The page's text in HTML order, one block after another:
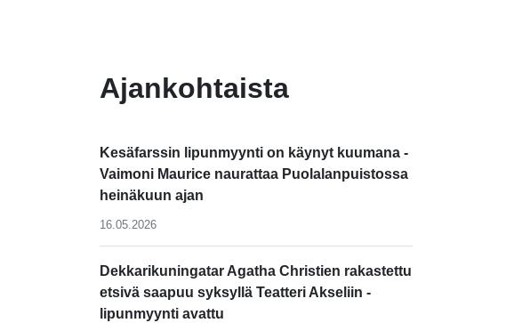
Ajankohtaista
Kesäfarssin lipunmyynti on käynyt kuumana -
Vaimoni Maurice naurattaa Puolalanpuistossa
heinäkuun ajan
16.05.2026
Dekkarikuningatar Agatha Christien rakastettu
etsivä saapuu syksyllä Teatteri Akseliin -
lipunmyynti avattu